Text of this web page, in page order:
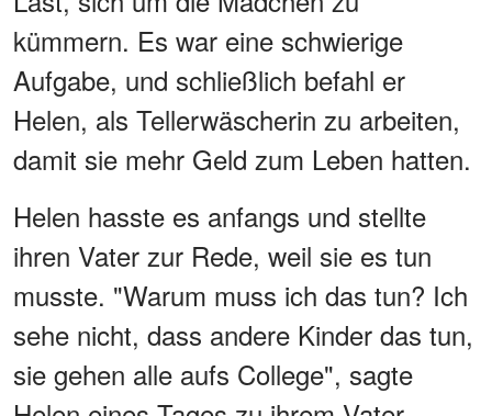
kümmern. Es war eine schwierige
Aufgabe, und schließlich befahl er
Helen, als Tellerwäscherin zu arbeiten,
damit sie mehr Geld zum Leben hatten.
Helen hasste es anfangs und stellte
ihren Vater zur Rede, weil sie es tun
musste. "Warum muss ich das tun? Ich
sehe nicht, dass andere Kinder das tun,
sie gehen alle aufs College", sagte